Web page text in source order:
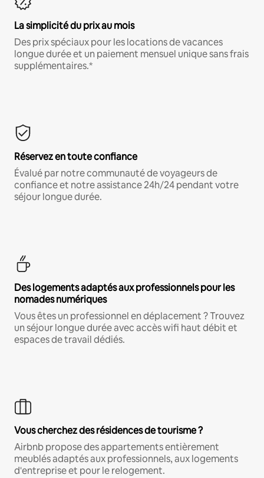
La simplicité du prix au mois
Des prix spéciaux pour les locations de vacances
longue durée et un paiement mensuel unique sans frais
supplémentaires.*
Réservez en toute confiance
Évalué par notre communauté de voyageurs de
confiance et notre assistance 24h/24 pendant votre
séjour longue durée.
Des logements adaptés aux professionnels pour les
nomades numériques
Vous êtes un professionnel en déplacement ? Trouvez
un séjour longue durée avec accès wifi haut débit et
espaces de travail dédiés.
Vous cherchez des résidences de tourisme ?
Airbnb propose des appartements entièrement
meublés adaptés aux professionnels, aux logements
d'entreprise et pour le relogement.